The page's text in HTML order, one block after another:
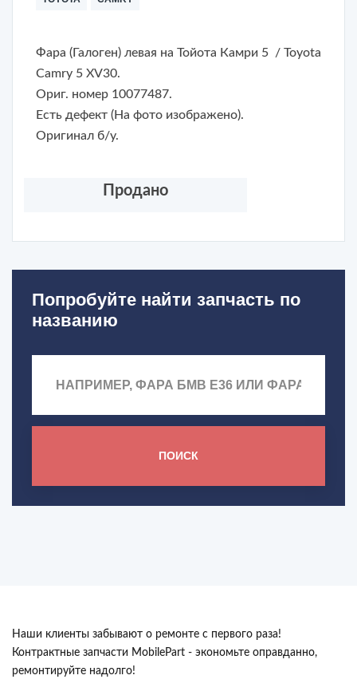
Фара (Галоген) левая на Тойота Камри 5 / Toyota
Camry 5 XV30.
Ориг. номер 10077487.
Есть дефект (На фото изображено).
Оригинал б/у.
Продано
Попробуйте найти запчасть по
названию
ПОИСК
Наши клиенты забывают о ремонте с первого раза!
Контрактные запчасти MobilePart - экономьте оправданно,
ремонтируйте надолго!